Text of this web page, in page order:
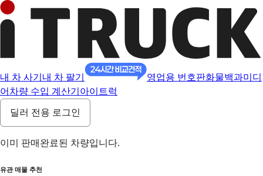
내 차 사기 내 차 팔기 영업용 번호판화물백과미디
어 차량 수입 계산기 아이트럭
딜러 전용 로그인
이미 판매완료된 차량입니다.
유관 매물 추천